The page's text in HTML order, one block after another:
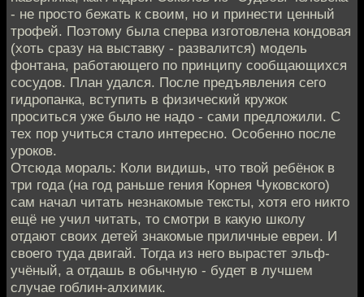
- не просто бежать к своим, но и принести ценный
трофей. Поэтому была сперва изготовлена кондовая
(хоть сразу на выставку - развалится) модель
фонтана, работающего по принципу сообщающихся
сосудов. План удался. После предъявления сего
гидропанка, вступить в физический кружок
проситься уже было не надо - сами предложили. С
тех пор учиться стало интересно. Особенно после
уроков.
Отсюда мораль: Коли видишь, что твой ребёнок в
три года (на год раньше гения Корнея Чуковского)
сам начал читать незнакомые тексты, хотя его никто
ещё не учил читать, то смотри в какую школу
отдают своих детей знакомые приличные евреи. И
своего туда двигай. Тогда из него вырастет эльф-
учёный, а отдашь в обычную - будет в лучшем
случае гоблин-алхимик.